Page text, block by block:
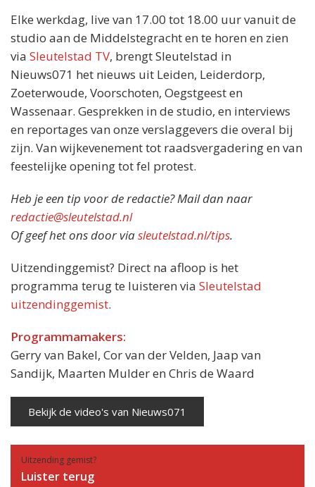
Elke werkdag, live van 17.00 tot 18.00 uur vanuit de
studio aan de Middelstegracht en te horen en zien
via Sleutelstad TV, brengt Sleutelstad in
Nieuws071 het nieuws uit Leiden, Leiderdorp,
Zoeterwoude, Voorschoten, Oegstgeest en
Wassenaar. Gesprekken in de studio, en interviews
en reportages van onze verslaggevers die overal bij
zijn. Van wijkevenement tot raadsvergadering en van
feestelijke opening tot fel protest.
Heb je een tip voor de redactie? Mail dan naar
redactie@sleutelstad.nl
Of geef het ons door viasleutelstad.nl/tips.
Uitzendinggemist? Direct na afloop is het
programma terug te luisteren via Sleutelstad
uitzendinggemist.
Programmamakers:
Gerry van Bakel, Cor van der Velden, Jaap van
Sandijk, Maarten Mulder en Chris de Waard
Bekijk de video's van Nieuws071
Uitzending gemist?
Luister terug